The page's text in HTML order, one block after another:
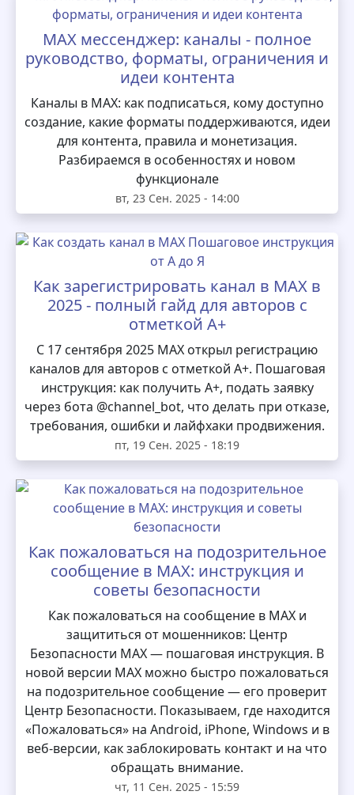
MAX мессенджер: каналы - полное
руководство, форматы, ограничения и
идеи контента
Каналы в MAX: как подписаться, кому доступно
создание, какие форматы поддерживаются, идеи
для контента, правила и монетизация.
Разбираемся в особенностях и новом
функционале
вт, 23 Сен. 2025 - 14:00
Как зарегистрировать канал в MAX в
2025 - полный гайд для авторов с
отметкой А+
С 17 сентября 2025 MAX открыл регистрацию
каналов для авторов с отметкой А+. Пошаговая
инструкция: как получить А+, подать заявку
через бота @channel_bot, что делать при отказе,
требования, ошибки и лайфхаки продвижения.
пт, 19 Сен. 2025 - 18:19
Как пожаловаться на подозрительное
сообщение в MAX: инструкция и
советы безопасности
Как пожаловаться на сообщение в MAX и
защититься от мошенников: Центр
Безопасности MAX — пошаговая инструкция. В
новой версии MAX можно быстро пожаловаться
на подозрительное сообщение — его проверит
Центр Безопасности. Показываем, где находится
«Пожаловаться» на Android, iPhone, Windows и в
веб-версии, как заблокировать контакт и на что
обращать внимание.
чт, 11 Сен. 2025 - 15:59